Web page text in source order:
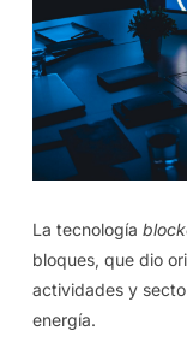
La tecnología
bloques, que dio
actividades y
energía.